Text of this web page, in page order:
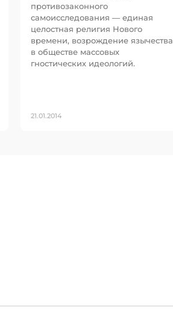
противозаконного
самоисследования — единая
целостная религия Нового
времени, возрождение язычества
в обществе массовых
гностических идеологий.
21.01.2014